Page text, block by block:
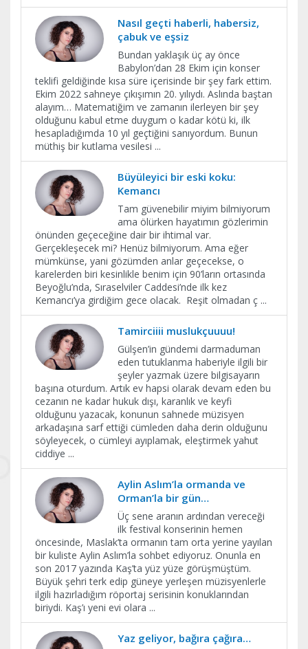
Nasıl geçti haberli, habersiz,
çabuk ve eşsiz
Bundan yaklaşık üç ay önce
Babylon’dan 28 Ekim için konser
teklifi geldiğinde kısa süre içerisinde bir şey fark ettim.
Ekim 2022 sahneye çıkışımın 20. yılıydı. Aslında baştan
alayım… Matematiğim ve zamanın ilerleyen bir şey
olduğunu kabul etme duygum o kadar kötü ki, ilk
hesapladığımda 10 yıl geçtiğini sanıyordum. Bunun
müthiş bir kutlama vesilesi ...
Büyüleyici bir eski koku:
Kemancı
Tam güvenebilir miyim bilmiyorum
ama ölürken hayatımın gözlerimin
önünden geçeceğine dair bir ihtimal var.
Gerçekleşecek mi? Henüz bilmiyorum. Ama eğer
mümkünse, yani gözümden anlar geçecekse, o
karelerden biri kesinlikle benim için 90’ların ortasında
Beyoğlu’nda, Sıraselviler Caddesi’nde ilk kez
Kemancı’ya girdiğim gece olacak. Reşit olmadan ç ...
Tamirciiii muslukçuuuu!
Gülşen’in gündemi darmaduman
eden tutuklanma haberiyle ilgili bir
şeyler yazmak üzere bilgisayarın
başına oturdum. Artık ev hapsi olarak devam eden bu
cezanın ne kadar hukuk dışı, karanlık ve keyfi
olduğunu yazacak, konunun sahnede müzisyen
arkadaşına sarf ettiği cümleden daha derin olduğunu
söyleyecek, o cümleyi ayıplamak, eleştirmek yahut
ciddiye ...
Aylin Aslım’la ormanda ve
Orman’la bir gün…
Üç sene aranın ardından vereceği
ilk festival konserinin hemen
öncesinde, Maslak’ta ormanın tam orta yerine yayılan
bir kuliste Aylin Aslım’la sohbet ediyoruz. Onunla en
son 2017 yazında Kaş’ta yüz yüze görüşmüştüm.
Büyük şehri terk edip güneye yerleşen müzisyenlerle
ilgili hazırladığım röportaj serisinin konuklarından
biriydi. Kaş’ı yeni evi olara ...
Yaz geliyor, bağıra çağıra…